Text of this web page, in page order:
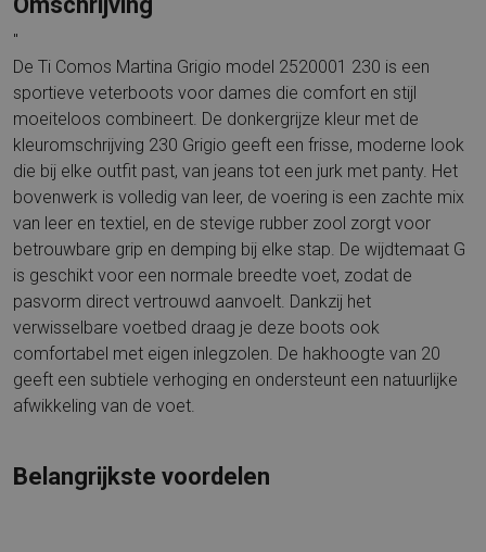
"
De Ti Comos Martina Grigio model 2520001 230 is een
sportieve veterboots voor dames die comfort en stijl
moeiteloos combineert. De donkergrijze kleur met de
kleuromschrijving 230 Grigio geeft een frisse, moderne look
die bij elke outfit past, van jeans tot een jurk met panty. Het
bovenwerk is volledig van leer, de voering is een zachte mix
van leer en textiel, en de stevige rubber zool zorgt voor
betrouwbare grip en demping bij elke stap. De wijdtemaat G
is geschikt voor een normale breedte voet, zodat de
pasvorm direct vertrouwd aanvoelt. Dankzij het
verwisselbare voetbed draag je deze boots ook
comfortabel met eigen inlegzolen. De hakhoogte van 20
geeft een subtiele verhoging en ondersteunt een natuurlijke
afwikkeling van de voet.
Belangrijkste voordelen